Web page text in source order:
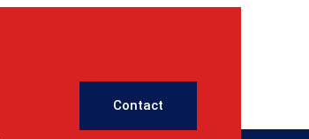
Contact